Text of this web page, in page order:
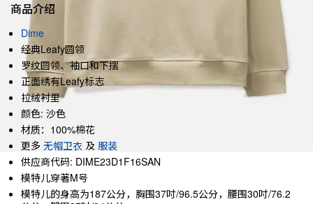
商品介绍
Dime
经典Leafy圆领
罗纹圆领、袖口和下摆
正面绣有Leafy标志
拉绒衬里
颜色: 沙色
材质：100%棉花
更多 无帽卫衣 及 服装
供应商代码: DIME23D1F16SAN
模特儿穿著M号
模特儿的身高为187公分，胸围37吋/96.5公分，腰围30吋/76.2